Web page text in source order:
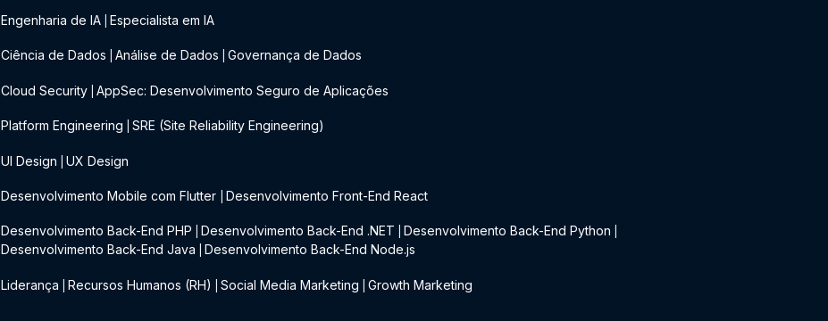
Engenharia de IA Especialista em IA
Ciência de Dados Análise de Dados Governança de Dados
Cloud Security AppSec: Desenvolvimento Seguro de Aplicações
Platform Engineering SRE (Site Reliability Engineering)
UI Design UX Design
Desenvolvimento Mobile com Flutter Desenvolvimento Front-End React
Desenvolvimento Back-End PHP Desenvolvimento Back-End .NET Desenvolvimento Back-End Python
Desenvolvimento Back-End Java Desenvolvimento Back-End Node.js
Liderança Recursos Humanos (RH) Social Media Marketing Growth Marketing